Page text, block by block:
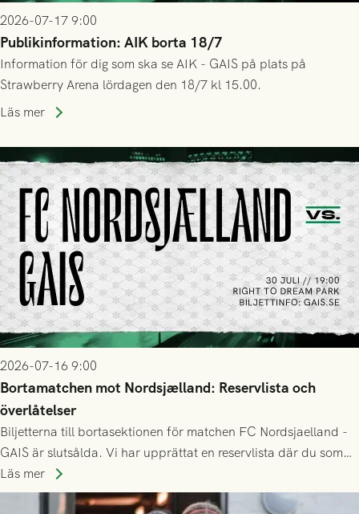
2026-07-17 9:00
Publikinformation: AIK borta 18/7
Information för dig som ska se AIK - GAIS på plats på
Strawberry Arena lördagen den 18/7 kl 15.00.
Läs mer
2026-07-16 9:00
Bortamatchen mot Nordsjælland: Reservlista och
överlåtelser
Biljetterna till bortasektionen för matchen FC Nordsjaelland -
GAIS är slutsålda. Vi har upprättat en reservlista där du som
ännu inte har någon biljett kan anmäla ditt intresse. Du kan
inte själv överlåta din biljett till någon annan.
Läs mer